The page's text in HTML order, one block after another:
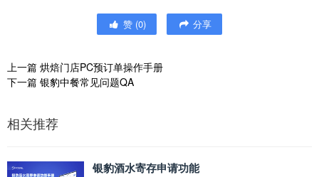
赞 (0) 分享
上一篇 烘焙门店PC预订单操作手册
下一篇 银豹中餐常见问题QA
相关推荐
银豹酒水寄存申请功能